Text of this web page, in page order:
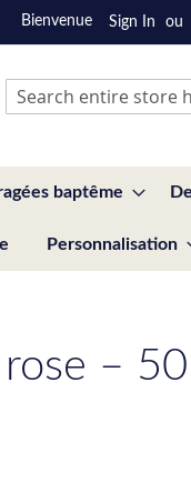
Bienvenue Sign In
Search
baptême
Personnalisation
rose –